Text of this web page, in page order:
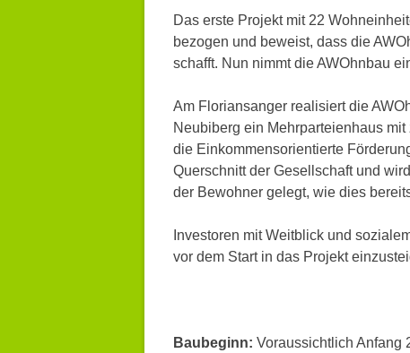
Das erste Projekt mit 22
bezogen und beweist, dass die
schafft. Nun nimmt die AWOhnbau
Am Floriansanger realisiert die
Neubiberg ein Mehrparteienhaus
die Einkommensorientierte
Querschnitt der Gesellschaft und
der Bewohner gelegt, wie dies
Investoren mit Weitblick und
vor dem Start in das Projekt
Baubeginn: Voraussichtlich Anfang